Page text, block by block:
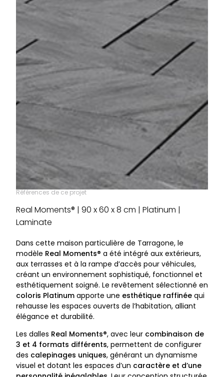
Références de ce projet
Real Moments® | 90 x 60 x 8 cm | Platinum |
Laminate
Dans cette maison particulière de Tarragone, le
modèle Real Moments® a été intégré aux extérieurs,
aux terrasses et à la rampe d’accès pour véhicules,
créant un environnement sophistiqué, fonctionnel et
esthétiquement soigné. Le revêtement sélectionné en
coloris Platinum apporte une esthétique raffinée qui
rehausse les espaces ouverts de l’habitation, alliant
élégance et durabilité.
Les dalles Real Moments®, avec leur combinaison de
3 et 4 formats différents, permettent de configurer
des calepinages uniques, générant un dynamisme
visuel et dotant les espaces d’un caractère et d’une